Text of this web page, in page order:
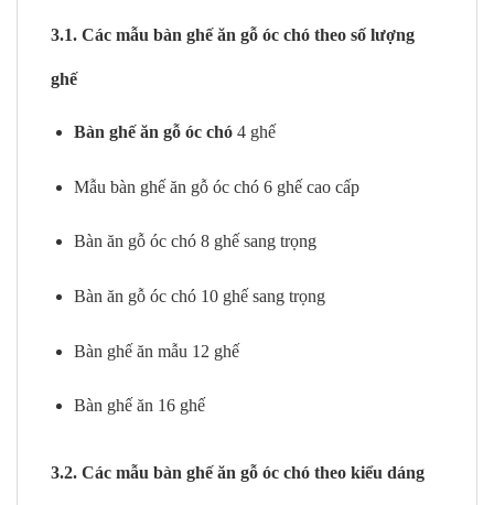
3.1. Các mẫu bàn ghế ăn gỗ óc chó theo số lượng
ghế
Bàn ghế ăn gỗ óc chó4 ghế
Mẫu bàn ghế ăn gỗ óc chó 6 ghế cao cấp
Bàn ăn gỗ óc chó 8 ghế sang trọng
Bàn ăn gỗ óc chó 10 ghế sang trọng
Bàn ghế ăn mẫu 12 ghế
Bàn ghế ăn 16 ghế
3.2. Các mẫu bàn ghế ăn gỗ óc chó theo kiểu dáng